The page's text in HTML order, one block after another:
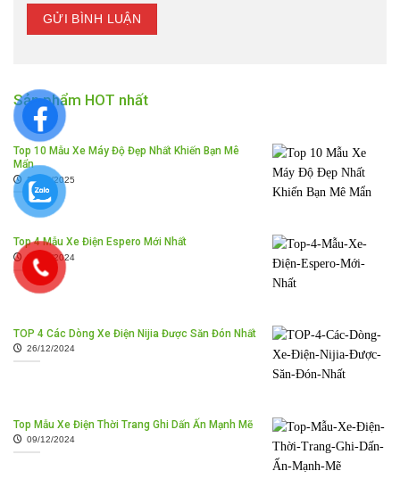
Sản phẩm HOT nhất
Top 10 Mẫu Xe Máy Độ Đẹp Nhất Khiến Bạn Mê
Mẩn
25/02/2025
Top 4 Mẫu Xe Điện Espero Mới Nhất
30/12/2024
TOP 4 Các Dòng Xe Điện Nijia Được Săn Đón Nhất
26/12/2024
Top Mẫu Xe Điện Thời Trang Ghi Dấn Ấn Mạnh Mẽ
09/12/2024